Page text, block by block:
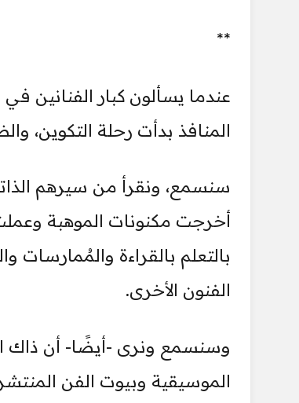
**
عندما يسألون كبار الفنانين في
المنافذ بدأت رحلة التكوين،
سنسمع، ونقرأ من سيرهم
أخرجت مكنونات الموهبة
بالتعلم بالقراءة والمُمارسات
الفنون الأخرى.
وسنسمع ونرى -أيضًا- أن ذاك
الموسيقية وبيوت الفن